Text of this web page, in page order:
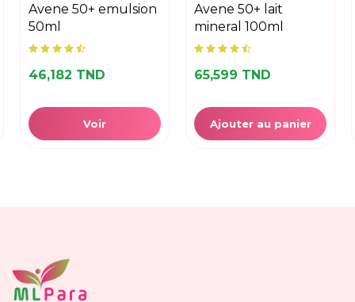
avene 50+ emulsion
50ml
46,182 TND
Voir
avene 50+ lait
mineral 100ml
65,599 TND
Ajouter au panier